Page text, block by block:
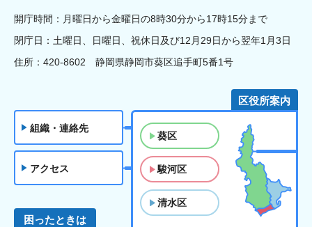
開庁時間：月曜日から金曜日の8時30分から17時15分まで
閉庁日：土曜日、日曜日、祝休日及び12月29日から翌年1月3日
住所：420-8602 静岡県静岡市葵区追手町5番1号
組織・連絡先
アクセス
区役所案内
葵区
駿河区
清水区
困ったときは